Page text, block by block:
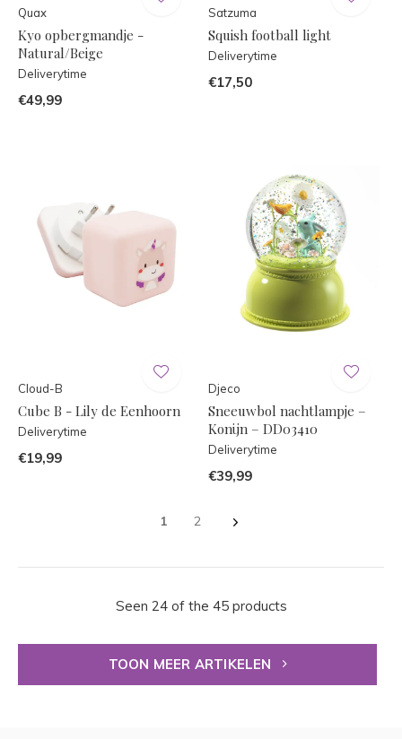
Quax
Kyo opbergmandje -
Natural/Beige
Deliverytime
€49,99
Satzuma
Squish football light
Deliverytime
€17,50
Cloud-B
Cube B - Lily de Eenhoorn
Deliverytime
€19,99
Djeco
Sneeuwbol nachtlampje –
Konijn – DD03410
Deliverytime
€39,99
1 2
Seen 24 of the 45 products
TOON MEER ARTIKELEN